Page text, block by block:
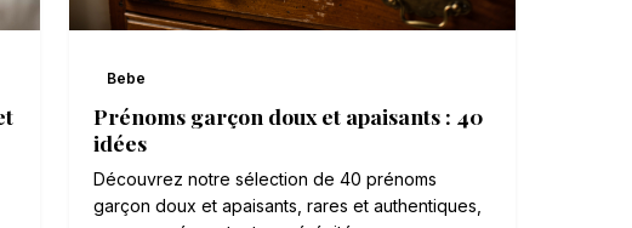
Bebe
Prénoms garçon doux et apaisants : 40
idées
Découvrez notre sélection de 40 prénoms
garçon doux et apaisants, rares et authentiques,